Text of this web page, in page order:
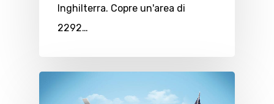
Inghilterra. Copre un'area di
2292…